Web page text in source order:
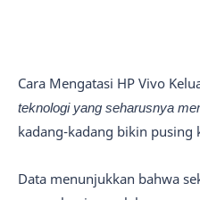
Cara Mengatasi HP Vivo
teknologi yang seharusnya
kadang-kadang bikin pusing
Data menunjukkan bahwa